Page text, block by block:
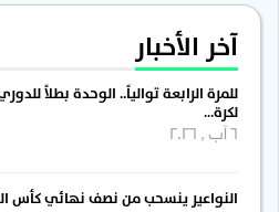
آخر الأخبار
للمرة الرابعة توالياً.. الوحدة بطلاً
لكرة…
النواعير ينسحب من نصف نهائي كأس